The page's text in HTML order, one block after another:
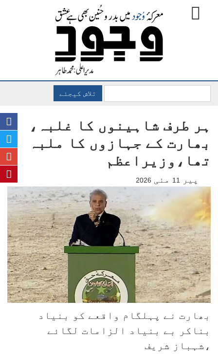
تلاش کیجئے
ہر طرف شاہینوں کا غلبہ،
بھارت کے جہازوں کا ملبہ
تھا،وزیراعظم
پیر 11 مئی 2026
بھارت نے پہلگام واقعے کو بنیاد
بناکر بے بنیاد الزامات لگائے
،شہباز شریف